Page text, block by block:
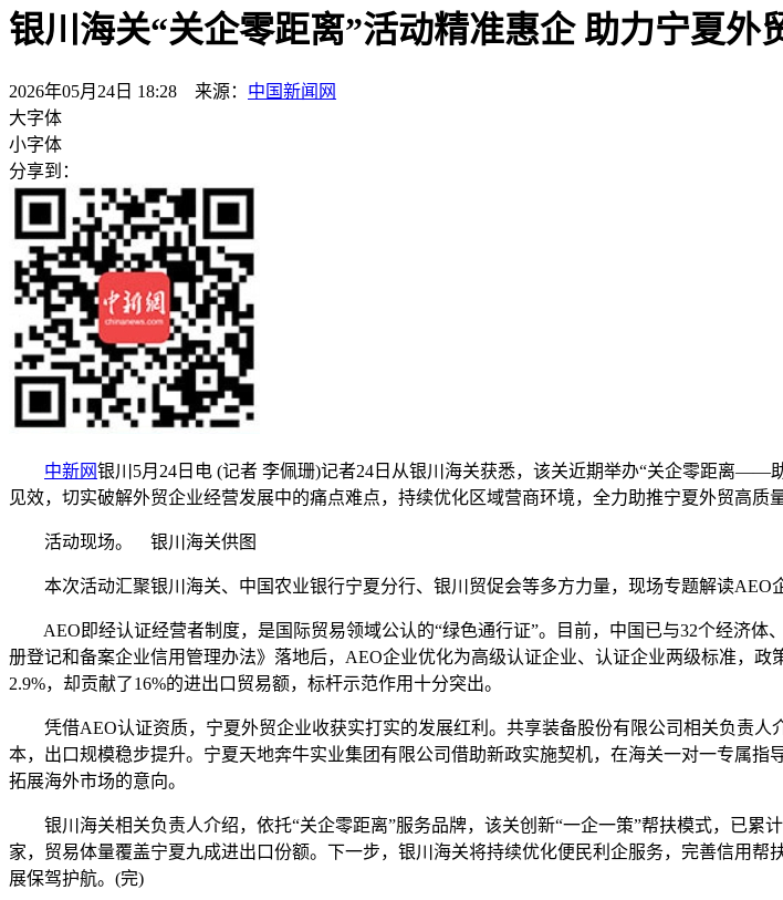
银川海关“关企零距离”活动精准惠企 助力宁夏外
2026年05月24日 18:28 来源： 中国新闻网
大字体
小字体
分享到：
中新网银川5月24日电 (记者 李佩珊)记者24日从银川海关获悉，该关近期举办“关企零距离
见效，切实破解外贸企业经营发展中的痛点难点，持续优化区域营商环境，全力助推宁夏外贸高质量
活动现场。 银川海关供图
本次活动汇聚银川海关、中国农业银行宁夏分行、银川贸促会等多方力量，现场专题解读AEO
AEO即经认证经营者制度，是国际贸易领域公认的“绿色通行证”。目前，中国已与32个经济体
册登记和备案企业信用管理办法》落地后，AEO企业优化为高级认证企业、认证企业两级标准，
2.9%，却贡献了16%的进出口贸易额，标杆示范作用十分突出。
凭借AEO认证资质，宁夏外贸企业收获实打实的发展红利。共享装备股份有限公司相关负责人
本，出口规模稳步提升。宁夏天地奔牛实业集团有限公司借助新政实施契机，在海关一对一专属
拓展海外市场的意向。
银川海关相关负责人介绍，依托“关企零距离”服务品牌，该关创新“一企一策”帮扶模式，已累
家，贸易体量覆盖宁夏九成进出口份额。下一步，银川海关将持续优化便民利企服务，完善信用
展保驾护航。(完)